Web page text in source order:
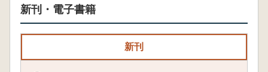
新刊・電子書籍
新刊